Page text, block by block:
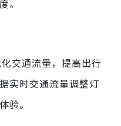
。
交通流量，提高出行
实时交通流量调整灯
验。